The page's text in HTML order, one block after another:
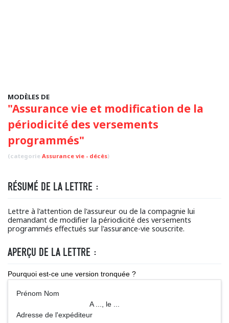
MODÈLES DE
"Assurance vie et modification de la
périodicité des versements
programmés"
(categorie Assurance vie - décès)
RÉSUMÉ DE LA LETTRE :
Lettre à l'attention de l'assureur ou de la compagnie lui
demandant de modifier la périodicité des versements
programmés effectués sur l'assurance-vie souscrite.
APERÇU DE LA LETTRE :
Pourquoi est-ce une version tronquée ?
Prénom Nom
A ..., le ...
Adresse de l'expéditeur